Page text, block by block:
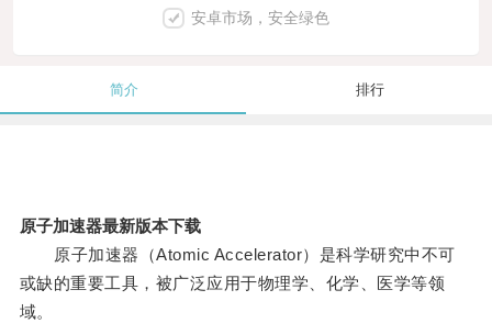
安卓市场，安全绿色
简介 排行
原子加速器最新版本下载
原子加速器（Atomic Accelerator）是科学研究中不可
或缺的重要工具，被广泛应用于物理学、化学、医学等领
域。